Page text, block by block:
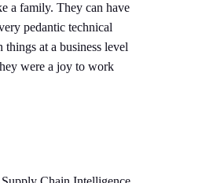
a family. They can have
pedantic technical
things at a business level
were a joy to work